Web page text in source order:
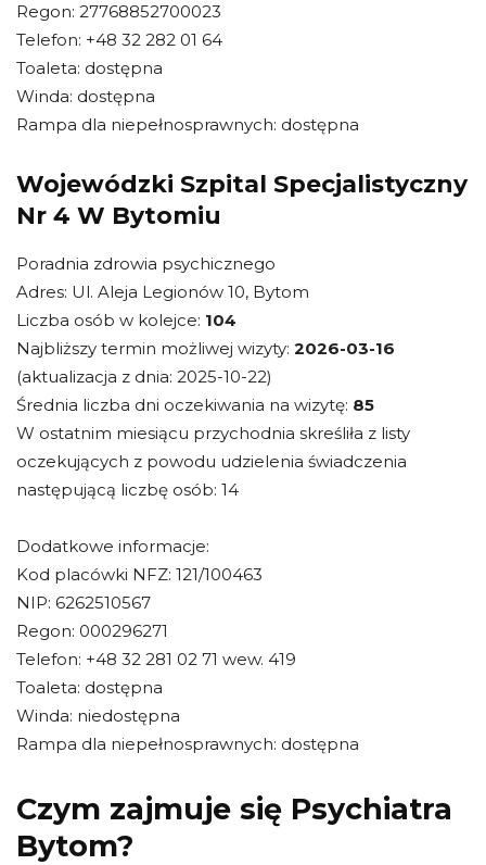
Regon: 27768852700023
Telefon: +48 32 282 01 64
Toaleta: dostępna
Winda: dostępna
Rampa dla niepełnosprawnych: dostępna
Wojewódzki Szpital Specjalistyczny
Nr 4 W Bytomiu
Poradnia zdrowia psychicznego
Adres: Ul. Aleja Legionów 10, Bytom
Liczba osób w kolejce: 104
Najbliższy termin możliwej wizyty: 2026-03-16
(aktualizacja z dnia: 2025-10-22)
Średnia liczba dni oczekiwania na wizytę: 85
W ostatnim miesiącu przychodnia skreśliła z listy
oczekujących z powodu udzielenia świadczenia
następującą liczbę osób: 14
Dodatkowe informacje:
Kod placówki NFZ: 121/100463
NIP: 6262510567
Regon: 000296271
Telefon: +48 32 281 02 71 wew. 419
Toaleta: dostępna
Winda: niedostępna
Rampa dla niepełnosprawnych: dostępna
Czym zajmuje się Psychiatra
Bytom?